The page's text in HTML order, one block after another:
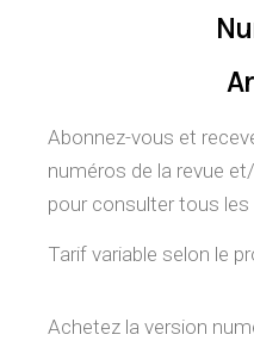
Abonnez-vous et
numéros de la revue
pour consulter tous les
Tarif variable selon le
Achetez la version